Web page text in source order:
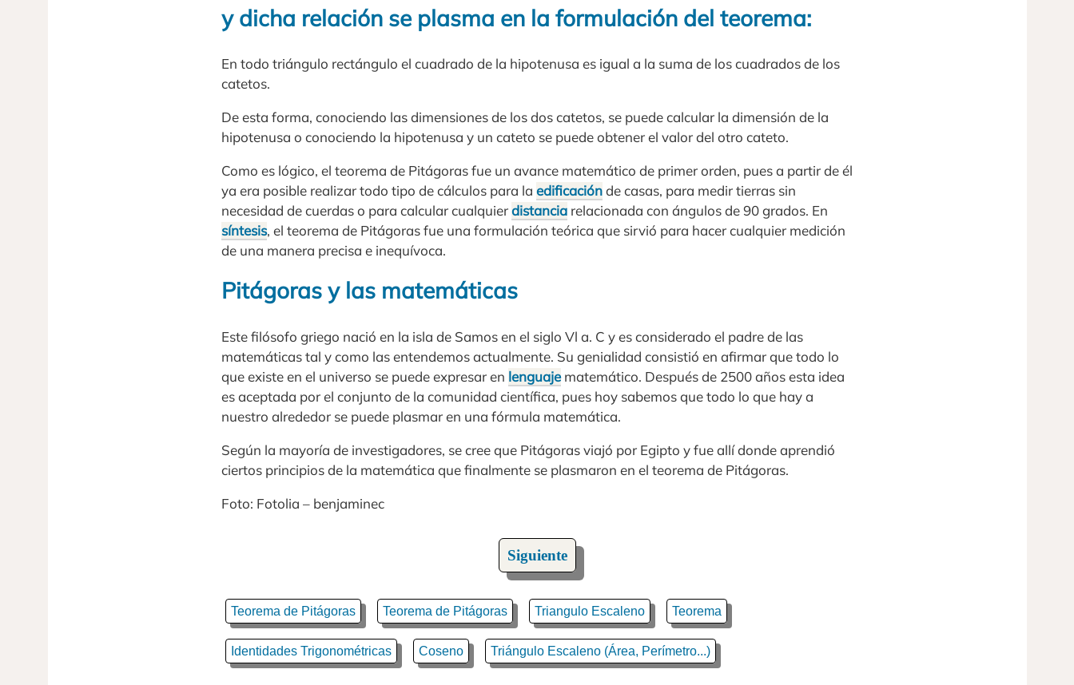
y dicha relación se plasma en la formulación del teorema:
En todo triángulo rectángulo el cuadrado de la hipotenusa es igual a la suma de los cuadrados de los
catetos.
De esta forma, conociendo las dimensiones de los dos catetos, se puede calcular la dimensión de la
hipotenusa o conociendo la hipotenusa y un cateto se puede obtener el valor del otro cateto.
Como es lógico, el teorema de Pitágoras fue un avance matemático de primer orden, pues a partir de él
ya era posible realizar todo tipo de cálculos para la edificaciónde casas, para medir tierras sin
necesidad de cuerdas o para calcular cualquierdistancia relacionada con ángulos de 90 grados. En
síntesis, el teorema de Pitágoras fue una formulación teórica que sirvió para hacer cualquier medición
de una manera precisa e inequívoca.
Pitágoras y las matemáticas
Este filósofo griego nació en la isla de Samos en el siglo Vl a. C y es considerado el padre de las
matemáticas tal y como las entendemos actualmente. Su genialidad consistió en afirmar que todo lo
que existe en el universo se puede expresar en lenguajematemático. Después de 2500 años esta idea
es aceptada por el conjunto de la comunidad científica, pues hoy sabemos que todo lo que hay a
nuestro alrededor se puede plasmar en una fórmula matemática.
Según la mayoría de investigadores, se cree que Pitágoras viajó por Egipto y fue allí donde aprendió
ciertos principios de la matemática que finalmente se plasmaron en el teorema de Pitágoras.
Foto: Fotolia – benjaminec
Siguiente
Teorema de Pitágoras Teorema de Pitágoras Triangulo Escaleno Teorema
Identidades Trigonométricas Coseno Triángulo Escaleno (Área, Perímetro...)